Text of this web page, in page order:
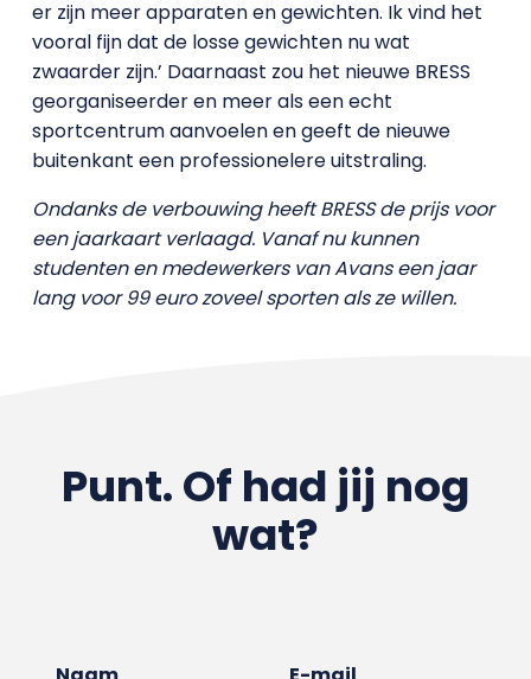
er zijn meer apparaten en gewichten. Ik vind het
vooral fijn dat de losse gewichten nu wat
zwaarder zijn.’ Daarnaast zou het nieuwe BRESS
georganiseerder en meer als een echt
sportcentrum aanvoelen en geeft de nieuwe
buitenkant een professionelere uitstraling.
Ondanks de verbouwing heeft BRESS de prijs voor
een jaarkaart verlaagd. Vanaf nu kunnen
studenten en medewerkers van Avans een jaar
lang voor 99 euro zoveel sporten als ze willen.
Punt. Of had jij nog
wat?